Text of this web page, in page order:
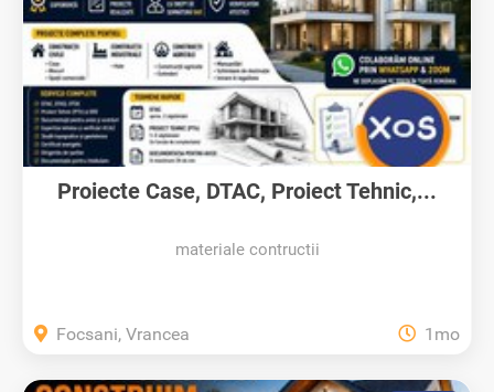
Proiecte Case, DTAC, Proiect Tehnic,...
materiale contructii
Focsani, Vrancea 1mo